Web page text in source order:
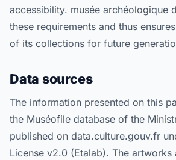
accessibility. musée archéologique
these requirements and thus
of its collections for future
Data sources
The information presented on this
the Muséofile database of the
published on data.culture.gouv.fr
License v2.0 (Etalab). The artworks